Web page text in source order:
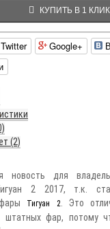
КУПИТЬ В 1 КЛИК
Twitter Google+
(2)
для
2 2017, т.к.
Тигуан 2 . Это
штатных фар, потому